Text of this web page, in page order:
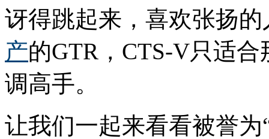
讶得跳起来，喜欢张扬
产的GTR，CTS-V只适
调高手。
让我们一起来看看被誉